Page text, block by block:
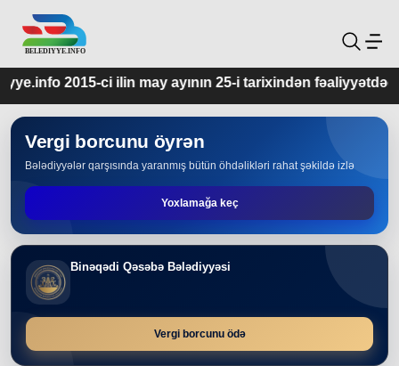
ayının 25-i tarixindən fəaliyyətdədir.
Vergi borcunu öyrən
Bələdiyyələr qarşısında yaranmış bütün öhdəlikləri rahat şəkildə izlə
Yoxlamağa keç
Binəqədi Qəsəbə Bələdiyyəsi
Vergi borcunu ödə